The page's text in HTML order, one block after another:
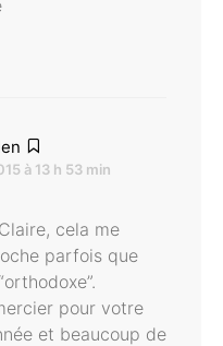
à 13 h 53 min
cela me
parfois que
pour votre
et beaucoup de